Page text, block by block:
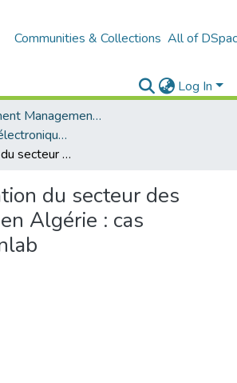
Communities & Collections All of
Log In
Département Management stratégique et système
Gouvernement électronique (E-GOV)
La digitalisation du secteur des assurances en Algérie : cas d'Algeria Finlab
du secteur des
Algérie : cas